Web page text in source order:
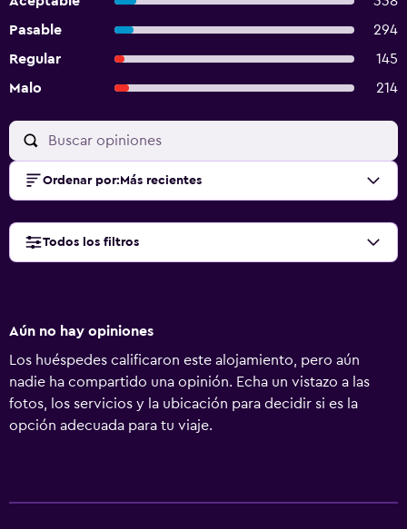
Pasable
294
Regular
145
Malo
214
Ordenar por: Más recientes
Todos los filtros
Aún no hay opiniones
Los huéspedes calificaron este alojamiento, pero aún
nadie ha compartido una opinión. Echa un vistazo a las
fotos, los servicios y la ubicación para decidir si es la
opción adecuada para tu viaje.